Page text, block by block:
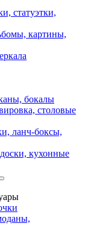
статуэтки,
картины,
бокалы
столовые
ланч-боксы,
кухонные